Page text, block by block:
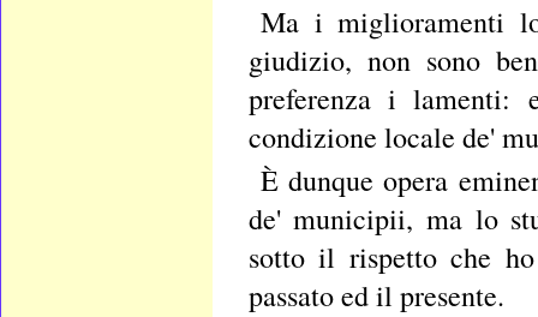
Ma i miglioramenti
giudizio, non sono
preferenza i lamenti:
condizione locale de'
È dunque opera
de' municipii, ma lo
sotto il rispetto che
passato ed il presente.